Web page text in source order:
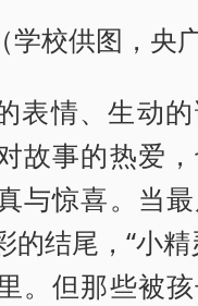
（学校供图，央
表情、生动
故事的热爱
与惊喜。当
的结尾，“小
。但那些被